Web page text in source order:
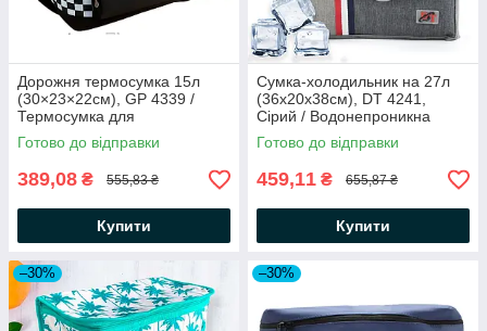
Дорожня термосумка 15л
(30×23×22см), GP 4339 /
Термосумка для
транспортування холодних
та гарячих продуктів
Готово до відправки
389,08 ₴ 555,83 ₴
Купити
Сумка-холодильник на 27л
(36х20х38см), DT 4241,
Сірий / Водонепроникна
термосумка для продуктів
Готово до відправки
459,11 ₴ 655,87 ₴
Купити
–30% –30%